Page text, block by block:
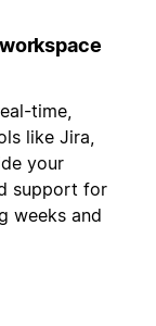
time,
like Jira,
your
support for
weeks and